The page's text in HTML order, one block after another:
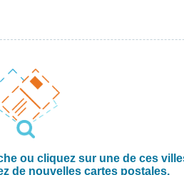
ou cliquez sur une de ces
de nouvelles cartes postales.